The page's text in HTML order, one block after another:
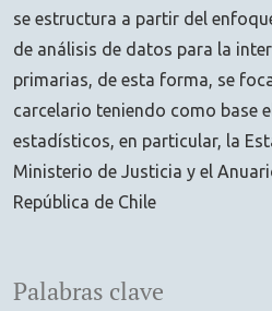
Palabras clave
se estructura a partir del
de análisis de datos para la
primarias, de esta forma, se
carcelario teniendo como base
estadísticos, en particular, la
Ministerio de Justicia y el
República de Chile